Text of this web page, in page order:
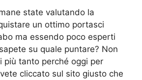
state valutando la
un ottimo portasci
ma essendo poco esperti
su quale puntare? Non
più tanto perché oggi per
cliccato sul sito giusto che